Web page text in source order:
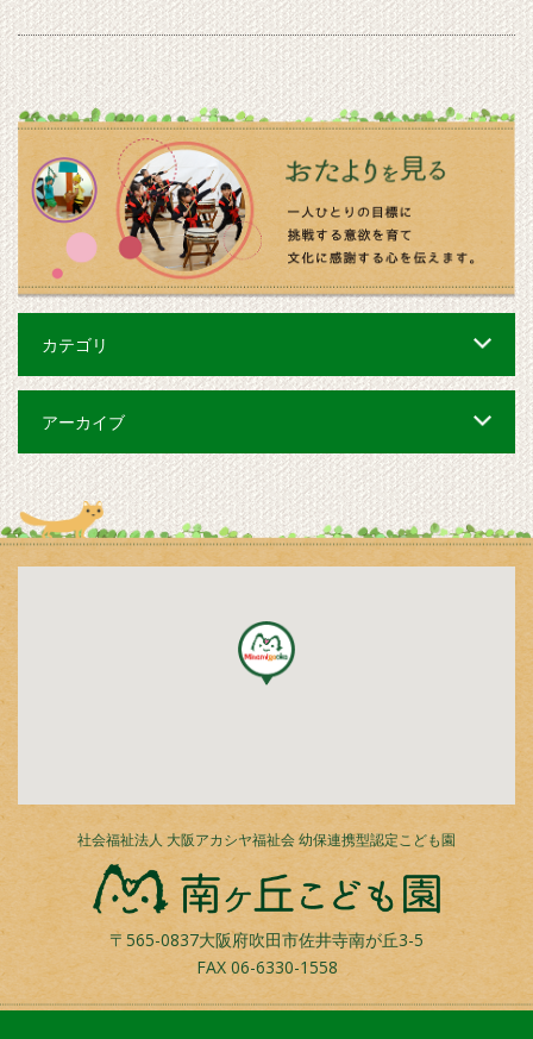
カテゴリ
アーカイブ
社会福祉法人 大阪アカシヤ福祉会 幼保連携型認定こども園
〒565-0837大阪府吹田市佐井寺南が丘3-5
FAX 06-6330-1558